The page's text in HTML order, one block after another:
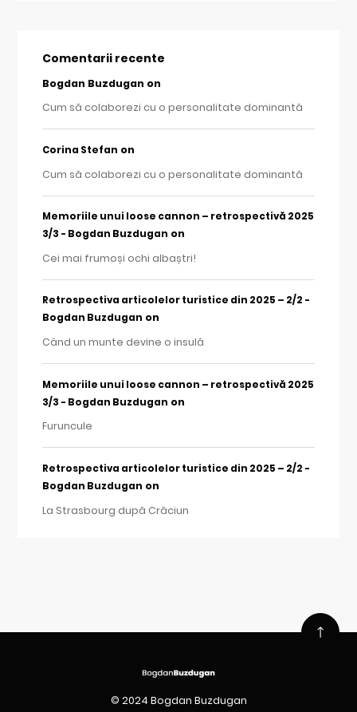
Comentarii recente
Bogdan Buzdugan on
Cum să colaborezi cu o personalitate dominantă
Corina Stefan on
Cum să colaborezi cu o personalitate dominantă
Memoriile unui loose cannon – retrospectivă 2025
3/3 - Bogdan Buzdugan on
Cei mai frumoși ochi albaștri!
Retrospectiva articolelor turistice din 2025 – 2/2 -
Bogdan Buzdugan on
Când un munte devine o insulă
Memoriile unui loose cannon – retrospectivă 2025
3/3 - Bogdan Buzdugan on
Furuncule
Retrospectiva articolelor turistice din 2025 – 2/2 -
Bogdan Buzdugan on
La Strasbourg după Crăciun
© 2024 Bogdan Buzdugan